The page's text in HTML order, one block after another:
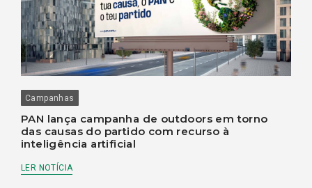
Campanhas
PAN lança campanha de outdoors em torno
das causas do partido com recurso à
inteligência artificial
LER NOTÍCIA